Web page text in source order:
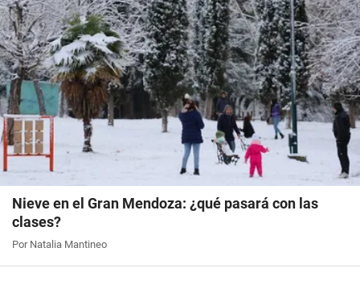
Nieve en el Gran Mendoza: ¿qué pasará con las
clases?
Por Natalia Mantineo